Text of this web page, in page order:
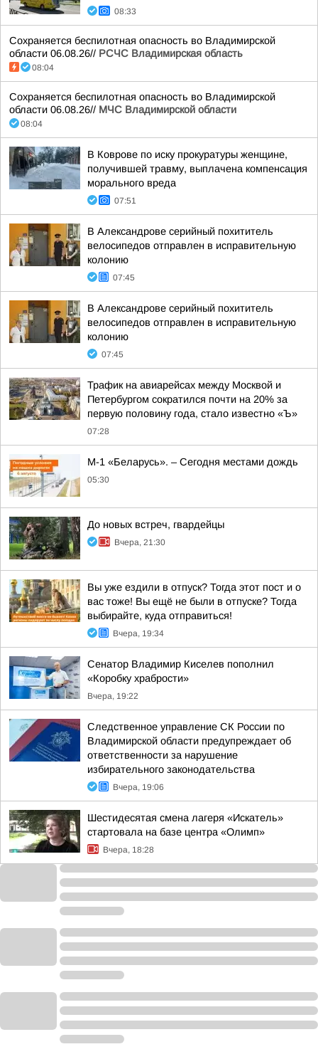
08:33
Сохраняется беспилотная опасность во Владимирской
области 06.08.26// РСЧС Владимирская область
08:04
Сохраняется беспилотная опасность во Владимирской
области 06.08.26// МЧС Владимирской области
08:04
В Коврове по иску прокуратуры женщине,
получившей травму, выплачена компенсация
морального вреда
07:51
В Александрове серийный похититель
велосипедов отправлен в исправительную
колонию
07:45
В Александрове серийный похититель
велосипедов отправлен в исправительную
колонию
07:45
Трафик на авиарейсах между Москвой и
Петербургом сократился почти на 20% за
первую половину года, стало известно «Ъ»
07:28
М-1 «Беларусь». – Сегодня местами дождь
05:30
До новых встреч, гвардейцы
Вчера, 21:30
Вы уже ездили в отпуск? Тогда этот пост и о
вас тоже! Вы ещё не были в отпуске? Тогда
выбирайте, куда отправиться!
Вчера, 19:34
Сенатор Владимир Киселев пополнил
«Коробку храбрости»
Вчера, 19:22
Следственное управление СК России по
Владимирской области предупреждает об
ответственности за нарушение
избирательного законодательства
Вчера, 19:06
Шестидесятая смена лагеря «Искатель»
стартовала на базе центра «Олимп»
Вчера, 18:28